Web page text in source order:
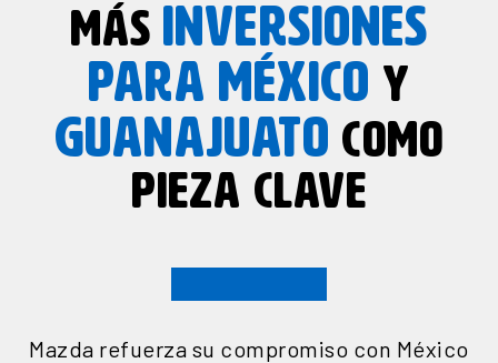
MÁS INVERSIONES
PARA MÉXICO Y
GUANAJUATO COMO
PIEZA CLAVE
Mazda refuerza su compromiso con México